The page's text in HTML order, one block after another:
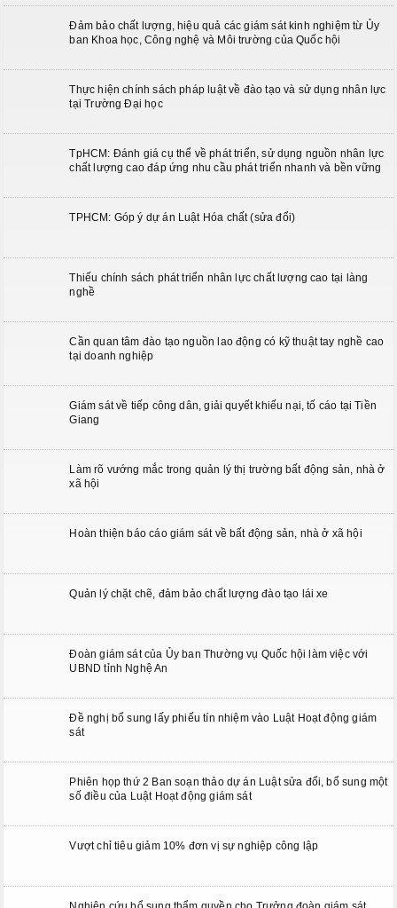
Đảm bảo chất lượng, hiệu quả các giám sát kinh nghiệm từ Ủy
ban Khoa học, Công nghệ và Môi trường của Quốc hội
Thực hiện chính sách pháp luật về đào tạo và sử dụng nhân lực
tại Trường Đại học
TpHCM: Đánh giá cụ thể về phát triển, sử dụng nguồn nhân lực
chất lượng cao đáp ứng nhu cầu phát triển nhanh và bền vững
TPHCM: Góp ý dự án Luật Hóa chất (sửa đổi)
Thiếu chính sách phát triển nhân lực chất lượng cao tại làng
nghề
Cần quan tâm đào tạo nguồn lao động có kỹ thuật tay nghề cao
tại doanh nghiệp
Giám sát về tiếp công dân, giải quyết khiếu nại, tố cáo tại Tiền
Giang
Làm rõ vướng mắc trong quản lý thị trường bất động sản, nhà ở
xã hội
Hoàn thiện báo cáo giám sát về bất động sản, nhà ở xã hội
Quản lý chặt chẽ, đảm bảo chất lượng đào tạo lái xe
Đoàn giám sát của Ủy ban Thường vụ Quốc hội làm việc với
UBND tỉnh Nghệ An
Đề nghị bổ sung lấy phiếu tín nhiệm vào Luật Hoạt động giám
sát
Phiên họp thứ 2 Ban soạn thảo dự án Luật sửa đổi, bổ sung một
số điều của Luật Hoạt động giám sát
Vượt chỉ tiêu giảm 10% đơn vị sự nghiệp công lập